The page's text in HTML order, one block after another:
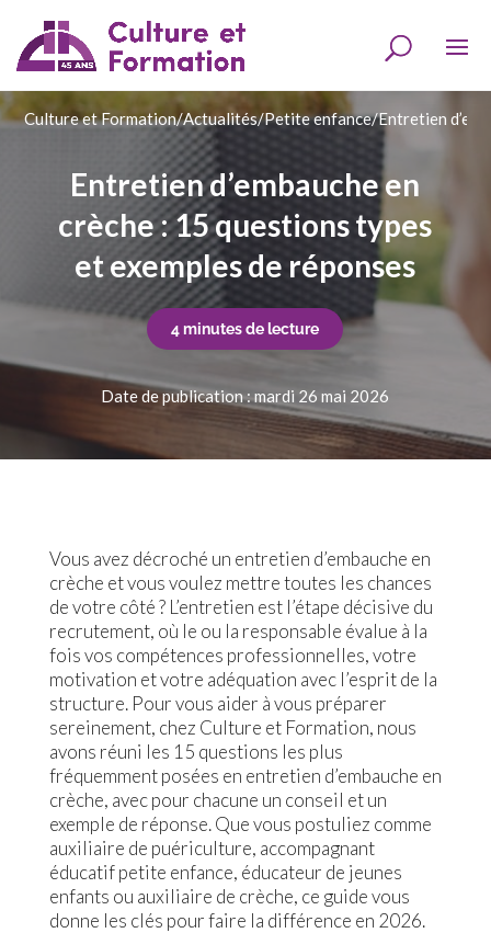
Culture et Formation/Actualités/Petite enfance/Entretien
Entretien d’embauche en
crèche : 15 questions types
et exemples de réponses
4 minutes de lecture
Date de publication : mardi 26 mai 2026
Vous avez décroché un entretien d’embauche en
crèche et vous voulez mettre toutes les chances
de votre côté ? L’entretien est l’étape décisive du
recrutement, où le ou la responsable évalue à la
fois vos compétences professionnelles, votre
motivation et votre adéquation avec l’esprit de la
structure. Pour vous aider à vous préparer
sereinement, chez Culture et Formation, nous
avons réuni les 15 questions les plus
fréquemment posées en entretien d’embauche en
crèche, avec pour chacune un conseil et un
exemple de réponse. Que vous postuliez comme
auxiliaire de puériculture, accompagnant
éducatif petite enfance, éducateur de jeunes
enfants ou auxiliaire de crèche, ce guide vous
donne les clés pour faire la différence en 2026.